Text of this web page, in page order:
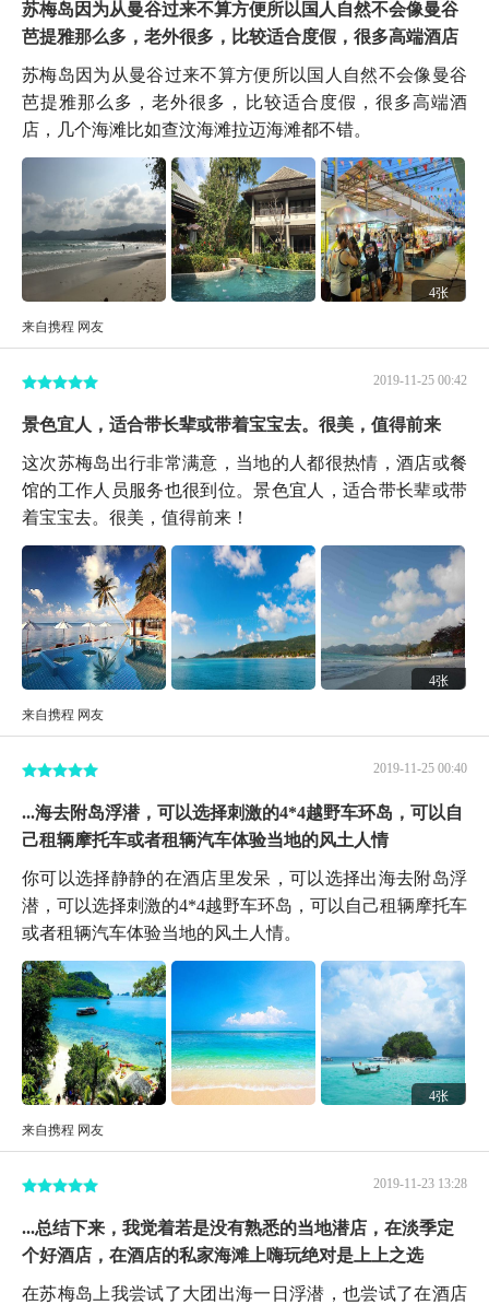
苏梅岛因为从曼谷过来不算方便所以国人自然不会像曼谷
芭提雅那么多，老外很多，比较适合度假，很多高端酒店
苏梅岛因为从曼谷过来不算方便所以国人自然不会像曼谷
芭提雅那么多，老外很多，比较适合度假，很多高端酒
店，几个海滩比如查汶海滩拉迈海滩都不错。
4张
来自携程 网友
2019-11-25 00:42
景色宜人，适合带长辈或带着宝宝去。很美，值得前来
这次苏梅岛出行非常满意，当地的人都很热情，酒店或餐
馆的工作人员服务也很到位。景色宜人，适合带长辈或带
着宝宝去。很美，值得前来！
4张
来自携程 网友
2019-11-25 00:40
...海去附岛浮潜，可以选择刺激的4*4越野车环岛，可以自
己租辆摩托车或者租辆汽车体验当地的风土人情
你可以选择静静的在酒店里发呆，可以选择出海去附岛浮
潜，可以选择刺激的4*4越野车环岛，可以自己租辆摩托车
或者租辆汽车体验当地的风土人情。
4张
来自携程 网友
2019-11-23 13:28
...总结下来，我觉着若是没有熟悉的当地潜店，在淡季定
个好酒店，在酒店的私家海滩上嗨玩绝对是上上之选
在苏梅岛上我尝试了大团出海一日浮潜，也尝试了在酒店